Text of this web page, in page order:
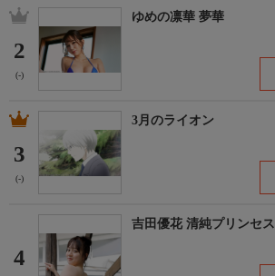
2
(-)
ゆめの凛華 夢華
3
(-)
3月のライオン
4
吉田優花 清純プリンセス